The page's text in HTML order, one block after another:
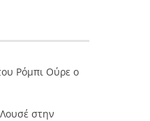
Ρόμπι Ούρε ο
στην